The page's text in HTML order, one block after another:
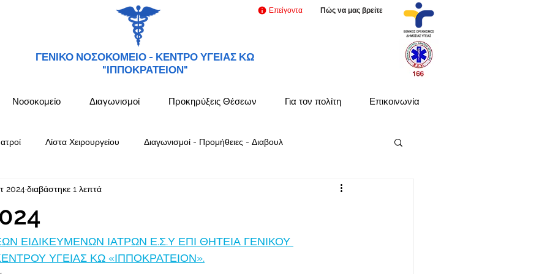
ΓΕΝΙΚΟ ΝΟΣΟΚΟΜΕΙΟ - ΚΕΝΤΡΟ ΥΓΕΙΑΣ ΚΩ
"ΙΠΠΟΚΡΑΤΕΙΟΝ"
Επείγοντα Πώς να μας βρείτε
Νοσοκομείο Διαγωνισμοί Προκηρύξεις Θέσεων Για τον πολίτη Επικοινωνία
Λίστα Χειρουργείου Διαγωνισμοί - Προμήθειες - Διαβουλ
2024διαβάστηκε 1 λεπτά
ΕΙΔΙΚΕΥΜΕΝΩΝ ΙΑΤΡΩΝ Ε.Σ.Υ ΕΠΙ ΘΗΤΕΙΑ ΓΕΝΙΚΟΥ
ΥΓΕΙΑΣ ΚΩ «ΙΠΠΟΚΡΑΤΕΙΟΝ».